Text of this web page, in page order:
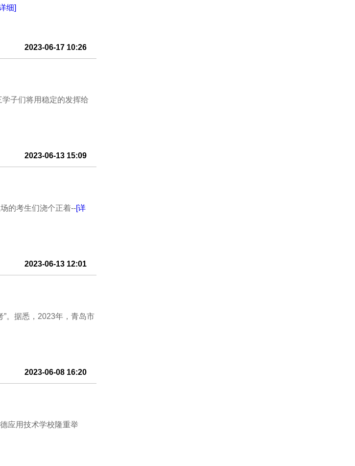
细]
2023-06-17 10:26
子们将用稳定的发挥给
2023-06-13 15:09
的考生们浇个正着--[详
2023-06-13 12:01
。据悉，2023年，青岛市
2023-06-08 16:20
应用技术学校隆重举